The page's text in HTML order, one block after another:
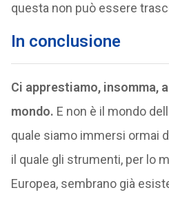
questa non può essere
In conclusione
Ci apprestiamo, insomma,
mondo. E non è il mondo
quale siamo immersi ormai
il quale gli strumenti, per lo
Europea, sembrano già